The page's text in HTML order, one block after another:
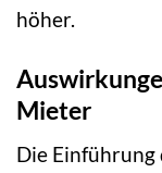
höher.
Mieter
Die